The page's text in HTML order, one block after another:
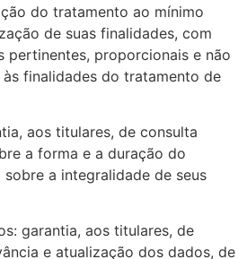
do tratamento ao mínimo
de suas finalidades, com
pertinentes, proporcionais e não
finalidades do tratamento de
aos titulares, de consulta
a forma e a duração do
a integralidade de seus
garantia, aos titulares, de
e atualização dos dados, de